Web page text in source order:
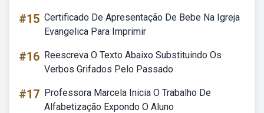
#15 Certificado De Apresentação De Bebe Na Igreja
Evangelica Para Imprimir
#16 Reescreva O Texto Abaixo Substituindo Os
Verbos Grifados Pelo Passado
#17 Professora Marcela Inicia O Trabalho De
Alfabetização Expondo O Aluno